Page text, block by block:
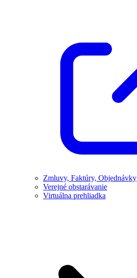
Zmluvy, Faktúry, Objednávky
Verejné obstarávanie
Virtuálna prehliadka